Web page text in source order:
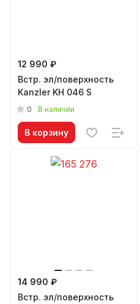
12 990 ₽
Встр. эл/поверхность
Kanzler KH 046 S
0 В наличии
В корзину
14 990 ₽
Встр. эл/поверхность